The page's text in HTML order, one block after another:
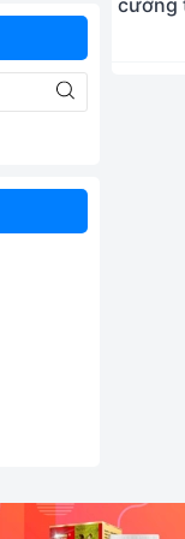
cường